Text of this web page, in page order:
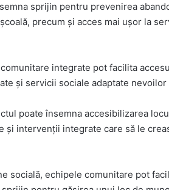
sprijin pentru prevenirea
precum și acces mai ușor la
integrate pot facilita
și servicii sociale adaptate
poate însemna accesibilizarea
intervenții integrate care să le
socială, echipele comunitare pot